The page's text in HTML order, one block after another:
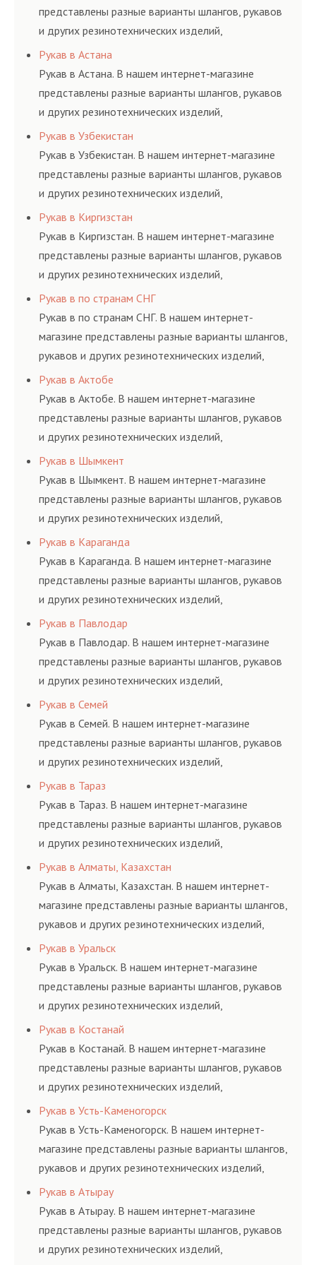
представлены разные варианты шлангов, рукавов
и других резинотехнических изделий,
соответствующих ГОСТам, техническим условиям
и нормативам.
Рукав в Астана
Рукав в Астана. В нашем интернет-магазине
представлены разные варианты шлангов, рукавов
и других резинотехнических изделий,
соответствующих ГОСТам, техническим условиям
и нормативам.
Рукав в Узбекистан
Рукав в Узбекистан. В нашем интернет-магазине
представлены разные варианты шлангов, рукавов
и других резинотехнических изделий,
соответствующих ГОСТам, техническим условиям
и нормативам.
Рукав в Киргизстан
Рукав в Киргизстан. В нашем интернет-магазине
представлены разные варианты шлангов, рукавов
и других резинотехнических изделий,
соответствующих ГОСТам, техническим условиям
и нормативам.
Рукав в по странам СНГ
Рукав в по странам СНГ. В нашем интернет-
магазине представлены разные варианты шлангов,
рукавов и других резинотехнических изделий,
соответствующих ГОСТам, техническим условиям
и нормативам.
Рукав в Актобе
Рукав в Актобе. В нашем интернет-магазине
представлены разные варианты шлангов, рукавов
и других резинотехнических изделий,
соответствующих ГОСТам, техническим условиям
и нормативам.
Рукав в Шымкент
Рукав в Шымкент. В нашем интернет-магазине
представлены разные варианты шлангов, рукавов
и других резинотехнических изделий,
соответствующих ГОСТам, техническим условиям
и нормативам.
Рукав в Караганда
Рукав в Караганда. В нашем интернет-магазине
представлены разные варианты шлангов, рукавов
и других резинотехнических изделий,
соответствующих ГОСТам, техническим условиям
и нормативам.
Рукав в Павлодар
Рукав в Павлодар. В нашем интернет-магазине
представлены разные варианты шлангов, рукавов
и других резинотехнических изделий,
соответствующих ГОСТам, техническим условиям
и нормативам.
Рукав в Семей
Рукав в Семей. В нашем интернет-магазине
представлены разные варианты шлангов, рукавов
и других резинотехнических изделий,
соответствующих ГОСТам, техническим условиям
и нормативам.
Рукав в Тараз
Рукав в Тараз. В нашем интернет-магазине
представлены разные варианты шлангов, рукавов
и других резинотехнических изделий,
соответствующих ГОСТам, техническим условиям
и нормативам.
Рукав в Алматы, Казахстан
Рукав в Алматы, Казахстан. В нашем интернет-
магазине представлены разные варианты шлангов,
рукавов и других резинотехнических изделий,
соответствующих ГОСТам, техническим условиям
и нормативам.
Рукав в Уральск
Рукав в Уральск. В нашем интернет-магазине
представлены разные варианты шлангов, рукавов
и других резинотехнических изделий,
соответствующих ГОСТам, техническим условиям
и нормативам.
Рукав в Костанай
Рукав в Костанай. В нашем интернет-магазине
представлены разные варианты шлангов, рукавов
и других резинотехнических изделий,
соответствующих ГОСТам, техническим условиям
и нормативам.
Рукав в Усть-Каменогорск
Рукав в Усть-Каменогорск. В нашем интернет-
магазине представлены разные варианты шлангов,
рукавов и других резинотехнических изделий,
соответствующих ГОСТам, техническим условиям
и нормативам.
Рукав в Атырау
Рукав в Атырау. В нашем интернет-магазине
представлены разные варианты шлангов, рукавов
и других резинотехнических изделий,